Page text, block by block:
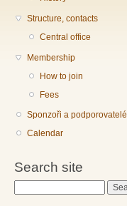
Structure, contacts
Central office
Membership
How to join
Fees
Sponzoři a podporovatelé
Calendar
Search site